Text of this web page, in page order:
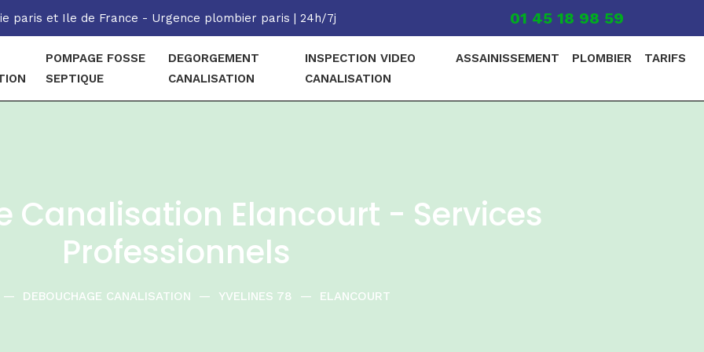
paris et Ile de France - Urgence plombier paris | 24h/7j 01 45 18 98 59
POMPAGE FOSSE
SEPTIQUE
DEGORGEMENT
CANALISATION
INSPECTION VIDEO
CANALISATION
ASSAINISSEMENT PLOMBIER TARIFS
Canalisation Elancourt - Services
Professionnels
— DEBOUCHAGE CANALISATION — YVELINES 78 — ELANCOURT